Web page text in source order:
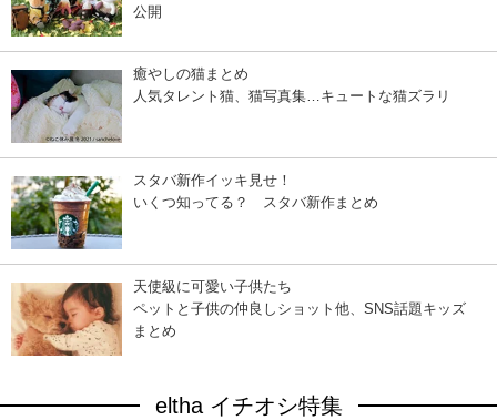
公開
癒やしの猫まとめ
人気タレント猫、猫写真集…キュートな猫ズラリ
スタバ新作イッキ見せ！
いくつ知ってる？ スタバ新作まとめ
天使級に可愛い子供たち
ペットと子供の仲良しショット他、SNS話題キッズ
まとめ
eltha イチオシ特集